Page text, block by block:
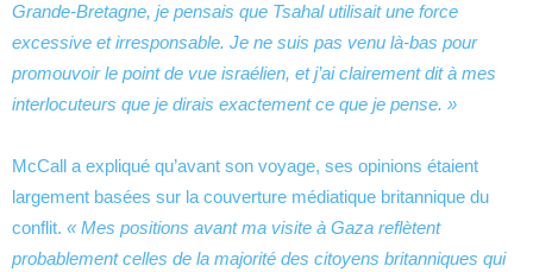
Grande-Bretagne, je pensais que Tsahal utilisait une force
excessive et irresponsable. Je ne suis pas venu là-bas pour
promouvoir le point de vue israélien, et j’ai clairement dit à mes
interlocuteurs que je dirais exactement ce que je pense. »
McCall a expliqué qu’avant son voyage, ses opinions étaient
largement basées sur la couverture médiatique britannique du
conflit. « Mes positions avant ma visite à Gaza reflètent
probablement celles de la majorité des citoyens britanniques qui